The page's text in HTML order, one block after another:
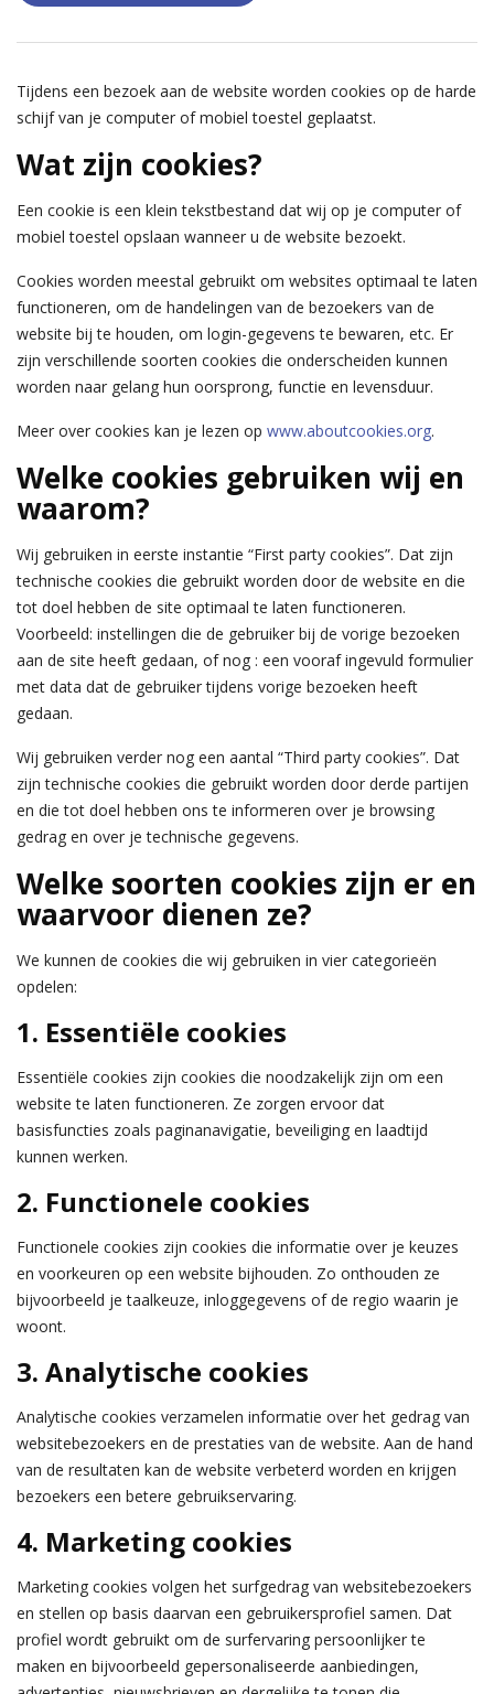
Tijdens een bezoek aan de website worden cookies op de harde
schijf van je computer of mobiel toestel geplaatst.
Wat zijn cookies?
Een cookie is een klein tekstbestand dat wij op je computer of
mobiel toestel opslaan wanneer u de website bezoekt.
Cookies worden meestal gebruikt om websites optimaal te laten
functioneren, om de handelingen van de bezoekers van de
website bij te houden, om login-gegevens te bewaren, etc. Er
zijn verschillende soorten cookies die onderscheiden kunnen
worden naar gelang hun oorsprong, functie en levensduur.
Meer over cookies kan je lezen op www.aboutcookies.org.
Welke cookies gebruiken wij en
waarom?
Wij gebruiken in eerste instantie “First party cookies”. Dat zijn
technische cookies die gebruikt worden door de website en die
tot doel hebben de site optimaal te laten functioneren.
Voorbeeld: instellingen die de gebruiker bij de vorige bezoeken
aan de site heeft gedaan, of nog : een vooraf ingevuld formulier
met data dat de gebruiker tijdens vorige bezoeken heeft
gedaan.
Wij gebruiken verder nog een aantal “Third party cookies”. Dat
zijn technische cookies die gebruikt worden door derde partijen
en die tot doel hebben ons te informeren over je browsing
gedrag en over je technische gegevens.
Welke soorten cookies zijn er en
waarvoor dienen ze?
We kunnen de cookies die wij gebruiken in vier categorieën
opdelen:
1. Essentiële cookies
Essentiële cookies zijn cookies die noodzakelijk zijn om een
website te laten functioneren. Ze zorgen ervoor dat
basisfuncties zoals paginanavigatie, beveiliging en laadtijd
kunnen werken.
2. Functionele cookies
Functionele cookies zijn cookies die informatie over je keuzes
en voorkeuren op een website bijhouden. Zo onthouden ze
bijvoorbeeld je taalkeuze, inloggegevens of de regio waarin je
woont.
3. Analytische cookies
Analytische cookies verzamelen informatie over het gedrag van
websitebezoekers en de prestaties van de website. Aan de hand
van de resultaten kan de website verbeterd worden en krijgen
bezoekers een betere gebruikservaring.
4. Marketing cookies
Marketing cookies volgen het surfgedrag van websitebezoekers
en stellen op basis daarvan een gebruikersprofiel samen. Dat
profiel wordt gebruikt om de surfervaring persoonlijker te
maken en bijvoorbeeld gepersonaliseerde aanbiedingen,